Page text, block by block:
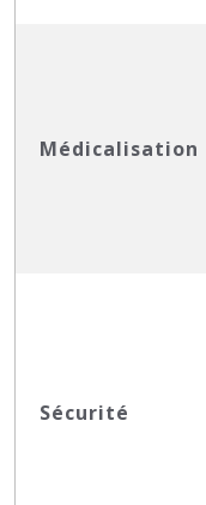
Médicalisation
Sécurité